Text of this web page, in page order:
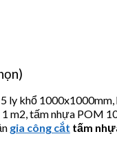
ly khổ 1000x1000mm,
1 m2, tấm nhựa POM
gia công cắt tấm